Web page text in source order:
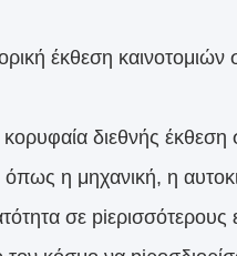
έκθεση
διεθνής
όπως η μηχανική, η
σε